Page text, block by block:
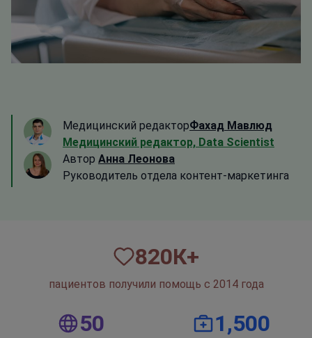
Медицинский редакторФахад Мавлюд
Медицинский редактор, Data Scientist
Автор Анна Леонова
Руководитель отдела контент-маркетинга
820К+
пациентов получили помощь с 2014 года
50 1,500